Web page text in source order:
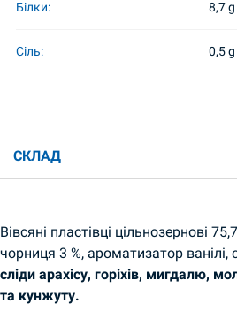
Білки: 8,7 g
Сіль: 0,5 g
СКЛАД
Вівсяні пластівці цільнозернові
чорниця 3 %, ароматизатор ванілі,
сліди арахісу, горіхів, мигдалю,
та кунжуту.